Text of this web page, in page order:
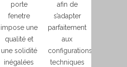
porte
fenetre
impose une
qualité et
une solidité
inégalées
afin de
s’adapter
parfaitement
aux
configurations
techniques